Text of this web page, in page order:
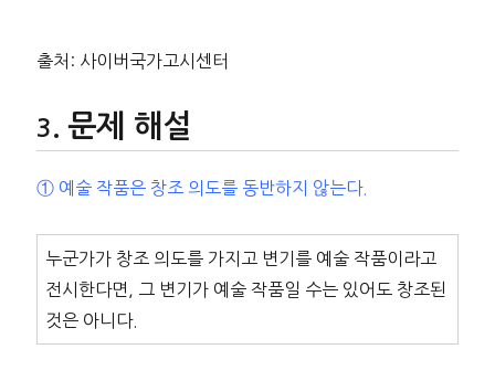
출처: 사이버국가고시센터
문제 해설
① 예술 작품은 창조 의도를 동반하지 않는다.
누군가가 창조 의도를 가지고 변기를 예술 작품이라고
전시한다면, 그 변기가 예술 작품일 수는 있어도 창조된
것은 아니다.